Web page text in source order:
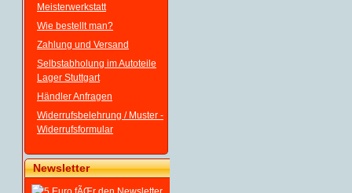
Meisterwerkstatt
Wie bestellt man?
Zahlung und Versand
Selbstabholung im Autoteile
Lager Stuttgart
Händler Anfragen
Widerrufsbelehrung / Muster -
Widerrufsformular
Newsletter